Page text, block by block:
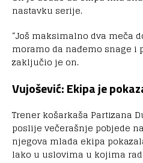
nastavku serije.
“Još maksimalno dva meča
moramo da nađemo snage i
zaključio je on.
Vujošević: Ekipa je
Trener košarkaša Partizana
poslije večerašnje pobjede
njegova mlada ekipa
lako u uslovima u kojima